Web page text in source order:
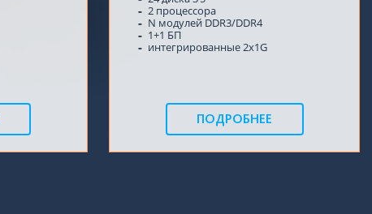
2 процессора
N модулей DDR3/DDR4
1+1 БП
интегрированные 2x1G
ПОДРОБНЕЕ